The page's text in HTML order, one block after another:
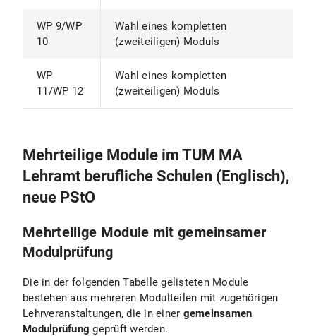
WP 9/WP
10
Wahl eines kompletten
(zweiteiligen) Moduls
WP
11/WP 12
Wahl eines kompletten
(zweiteiligen) Moduls
Mehrteilige Module im TUM MA
Lehramt berufliche Schulen (Englisch),
neue PStO
Mehrteilige Module mit gemeinsamer
Modulprüfung
Die in der folgenden Tabelle gelisteten Module
bestehen aus mehreren Modulteilen mit zugehörigen
Lehrveranstaltungen, die in einer gemeinsamen
Modulprüfung geprüft werden.